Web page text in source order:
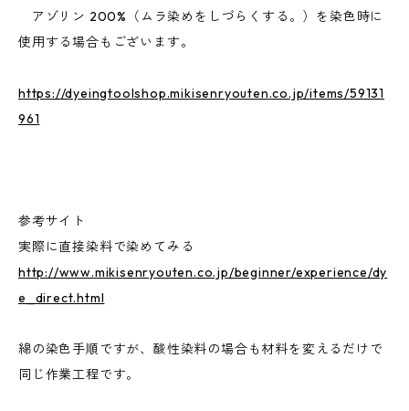
アゾリン 200%（ムラ染めをしづらくする。）を染色時に
使用する場合もございます。
https://dyeingtoolshop.mikisenryouten.co.jp/items/59131
961
参考サイト
実際に直接染料で染めてみる
http://www.mikisenryouten.co.jp/beginner/experience/dy
e_direct.html
綿の染色手順ですが、酸性染料の場合も材料を変えるだけで
同じ作業工程です。